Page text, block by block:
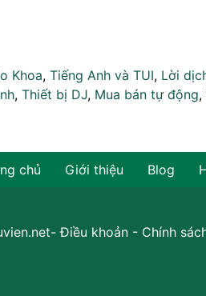
Khoa, Tiếng Anh và TUI, Lời
, Thiết bị DJ, Mua bán tự động,
chủ Giới thiệu Blog
Điều khoản - Chính